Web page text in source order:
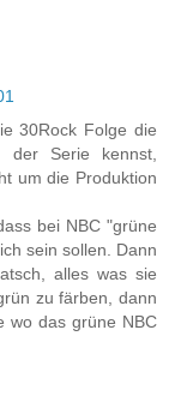
30Rock Folge die
Serie kennst,
um die Produktion
bei NBC "grüne
sein sollen. Dann
alles was sie
zu färben, dann
wo das grüne NBC